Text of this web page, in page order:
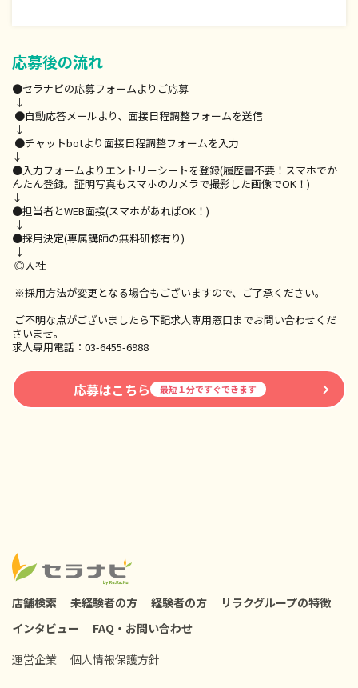
◇ケース1：将来に活用、Re.Ra.Ku にスキマ時間で働く
◇ケース2：仕事休みの週末にWワークで働く
月収：108,000円（週16時間/1日4件施術）
【主婦(夫)のDさん】
◇産後も仕事と育児を両立
・時短 の1年目/Cランク
月収：150,000円 (週30時間/1日3件施術）
・産後復帰の3年目/Bランク
月収：300,000円 (週30時間/1日3件施術)
ーーーーーーーーーーーーーーーーーーーーーーーー
【業務委託:完全歩合の報酬モデル】
※60分施術の場合（平均施術数：9時間の在籍時間中、4〜6件
の施術）
応募後の流れ
●セラナビの応募フォームよりご応募
↓
●自動応答メールより、面接日程調整フォームを送信
↓
●チャットbotより面接日程調整フォームを入力
↓
●入力フォームよりエントリーシートを登録(履歴書不要！スマホでか
んたん登録。証明写真もスマホのカメラで撮影した画像でOK！)
↓
●担当者とWEB面接(スマホがあればOK！)
↓
●採用決定(専属講師の無料研修有り)
↓
◎入社
※採用方法が変更となる場合もございますので、ご了承ください。
ご不明な点がございましたら下記求人専用窓口までお問い合わせくだ
さいませ。
求人専用電話：03-6455-6988
応募はこちら 最短１分ですぐできます
店舗検索 未経験者の方 経験者の方
リラクグループの特徴
インタビュー
FAQ・お問い合わせ
運営企業
個人情報保護方針